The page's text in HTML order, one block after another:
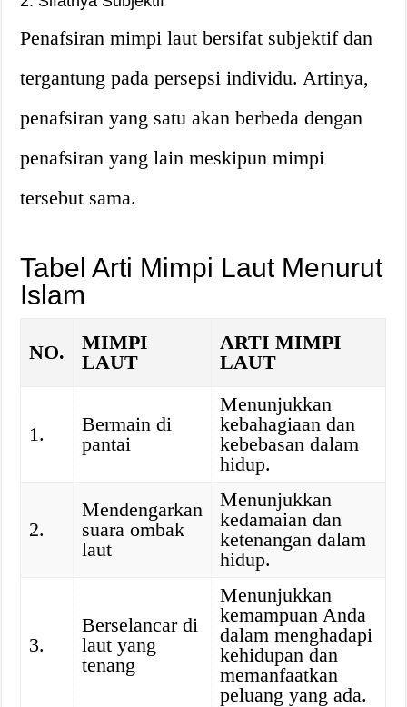
Penafsiran mimpi laut bersifat subjektif dan
tergantung pada persepsi individu. Artinya,
penafsiran yang satu akan berbeda dengan
penafsiran yang lain meskipun mimpi
tersebut sama.
Tabel Arti Mimpi Laut Menurut
Islam
NO.
MIMPI
LAUT
ARTI MIMPI
LAUT
1.
Bermain di
pantai
Menunjukkan
kebahagiaan dan
kebebasan dalam
hidup.
2.
Mendengarkan
suara ombak
laut
Menunjukkan
kedamaian dan
ketenangan dalam
hidup.
3.
Berselancar di
laut yang
tenang
Menunjukkan
kemampuan Anda
dalam menghadapi
kehidupan dan
memanfaatkan
peluang yang ada.